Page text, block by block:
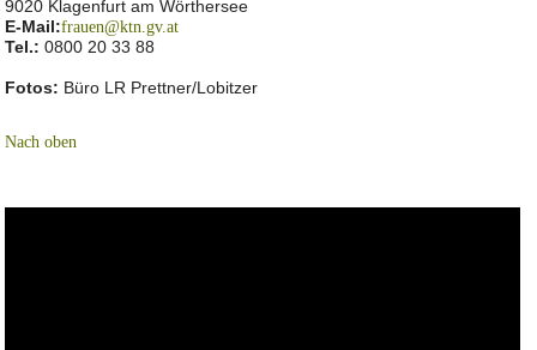
9020 Klagenfurt am Wörthersee
E-Mail:frauen@ktn.gv.at
Tel.: 0800 20 33 88
Fotos: Büro LR Prettner/Lobitzer
Nach oben